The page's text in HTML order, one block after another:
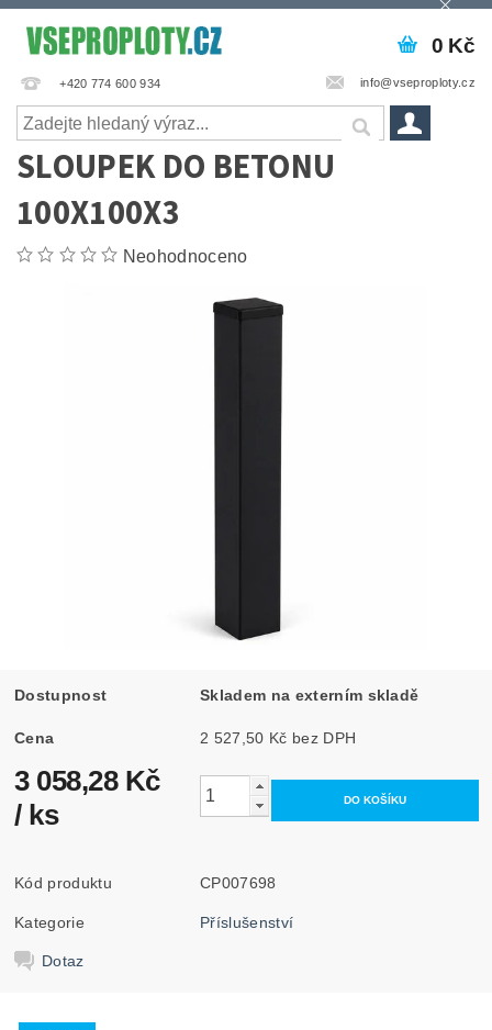
+420 774 600 934 info@vseproploty.cz
0 Kč
SLOUPEK DO BETONU
100X100X3
Neohodnoceno
Dostupnost Skladem na externím skladě
Cena 2 527,50 Kč bez DPH
3 058,28 Kč
/ ks
Kód produktu CP007698
Kategorie Příslušenství
Dotaz